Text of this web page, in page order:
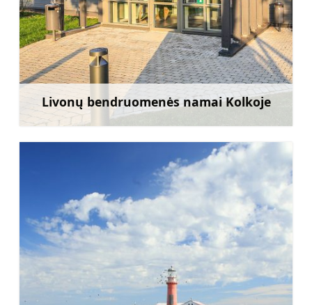
Livonų bendruomenės namai Kolkoje
Sužinoti daugiau